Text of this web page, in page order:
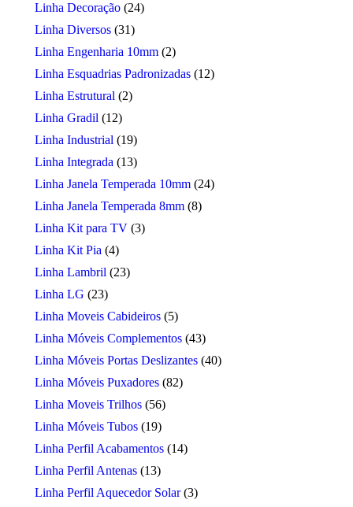
Linha Decoração (24)
Linha Diversos (31)
Linha Engenharia 10mm (2)
Linha Esquadrias Padronizadas (12)
Linha Estrutural (2)
Linha Gradil (12)
Linha Industrial (19)
Linha Integrada (13)
Linha Janela Temperada 10mm (24)
Linha Janela Temperada 8mm (8)
Linha Kit para TV (3)
Linha Kit Pia (4)
Linha Lambril (23)
Linha LG (23)
Linha Moveis Cabideiros (5)
Linha Móveis Complementos (43)
Linha Móveis Portas Deslizantes (40)
Linha Móveis Puxadores (82)
Linha Moveis Trilhos (56)
Linha Móveis Tubos (19)
Linha Perfil Acabamentos (14)
Linha Perfil Antenas (13)
Linha Perfil Aquecedor Solar (3)